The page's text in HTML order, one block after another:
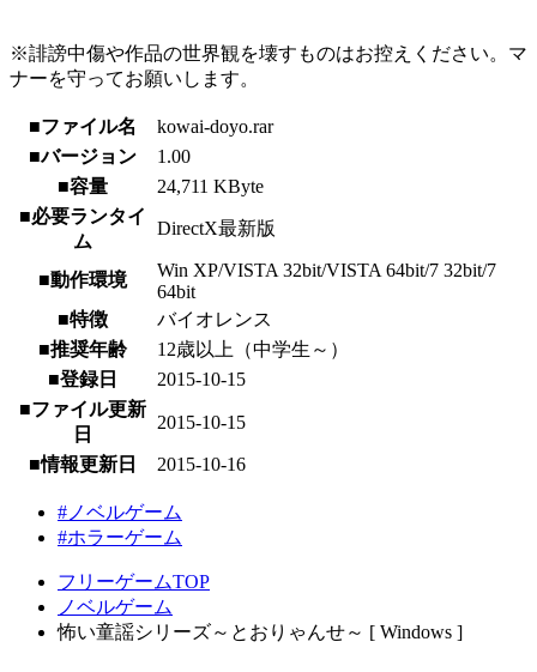
※誹謗中傷や作品の世界観を壊すものはお控えください。マ
ナーを守ってお願いします。
■ファイル名
kowai-doyo.rar
■バージョン
1.00
■容量
24,711 KByte
■必要ランタイ
ム
DirectX最新版
■動作環境
Win XP/VISTA 32bit/VISTA 64bit/7 32bit/7
64bit
■特徴
バイオレンス
■推奨年齢
12歳以上（中学生～）
■登録日
2015-10-15
■ファイル更新
日
2015-10-15
■情報更新日 2015-10-16
#ノベルゲーム
#ホラーゲーム
フリーゲームTOP
ノベルゲーム
怖い童謡シリーズ～とおりゃんせ～ [ Windows ]